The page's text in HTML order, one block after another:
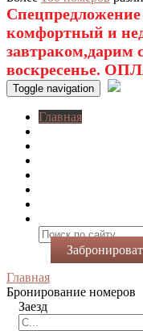
комфортный и
завтраком,дарим
воскресенье.
Toggle navigation
Главная
Главная
Бронирование номеров
Заезд